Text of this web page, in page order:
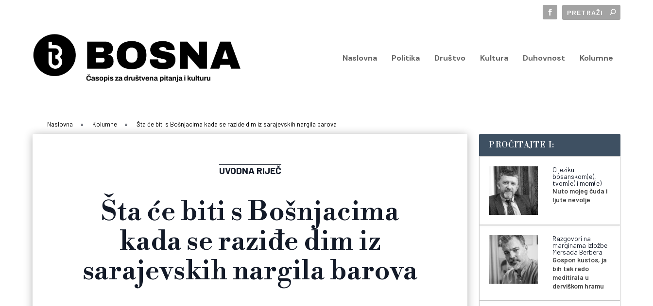
Naslovna Politika Društvo Kultura Duhovnost Kolumne
Naslovna » Kolumne » Šta će biti s Bošnjacima kada se raziđe dim iz sarajevskih nargila barova
UVODNA RIJEČ
Šta će biti s Bošnjacima
kada se raziđe dim iz
sarajevskih nargila barova
PROČITAJTE I:
O jeziku
bosanskom(e),
tvom(e) i mom(e)
Nuto mojeg čuda i
ljute nevolje
Razgovori na
marginama izložbe
Mersada Berbera
Gospon kustos, ja
bih tak rado
meditirala u
derviškom hramu